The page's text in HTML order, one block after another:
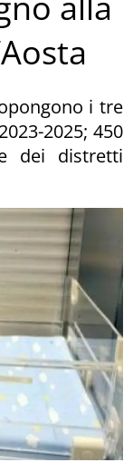
i tre
2025; 450
dei distretti